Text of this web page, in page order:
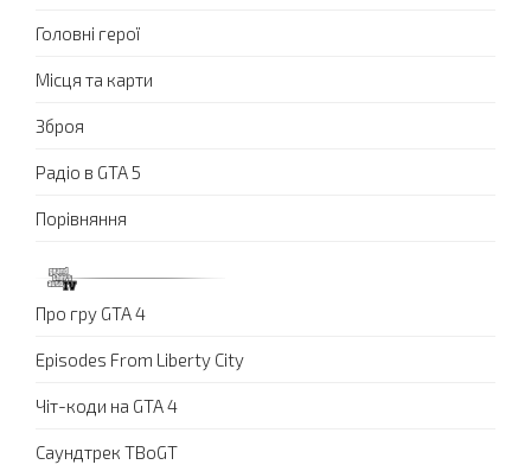
Головні герої
Місця та карти
Зброя
Радіо в GTA 5
Порівняння
Про гру GTA 4
Episodes From Liberty City
Чіт-коди на GTA 4
Саундтрек TBoGT